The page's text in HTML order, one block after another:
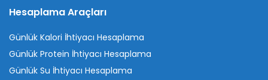
Hesaplama Araçları
Günlük Kalori İhtiyacı Hesaplama
Günlük Protein İhtiyacı Hesaplama
Günlük Su İhtiyacı Hesaplama